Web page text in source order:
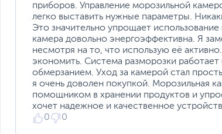
приборов. Управление морозильной
легко выставить нужные параметры.
Это значительно упрощает
камера довольно энергоэффективна. Я
несмотря на то, что использую её
экономить. Система разморозки
обмерзанием. Уход за камерой стал
я очень доволен покупкой. Морозильная
помощником в хранении продуктов и
хочет надежное и качественное
0
0